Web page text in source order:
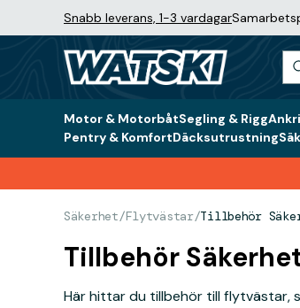
Snabb leverans, 1-3 vardagar
Motor & MotorbåtSegling & Rigg
Pentry & KomfortDäcksutrustning
Säkerhet/Flytvästar/Tillbehör
Tillbehör
Här hittar du tillbehör till flytvästar,